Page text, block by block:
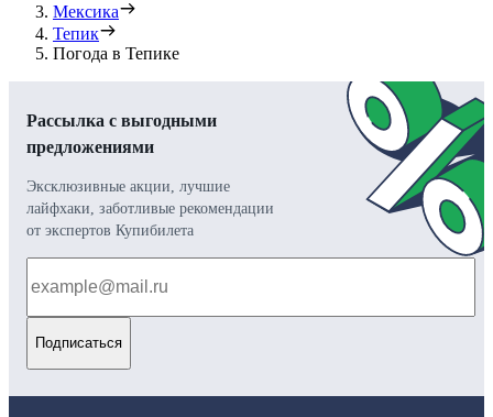
Мексика
Тепик
Погода в Тепике
Рассылка с выгодными
предложениями
Эксклюзивные акции, лучшие
лайфхаки, заботливые рекомендации
от экспертов Купибилета
Подписаться